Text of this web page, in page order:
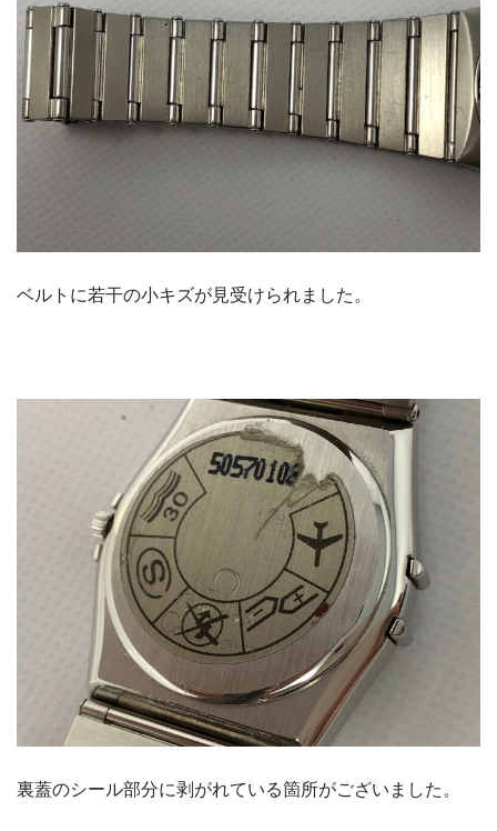
ベルトに若干の小キズが見受けられました。
裏蓋のシール部分に剥がれている箇所がございました。